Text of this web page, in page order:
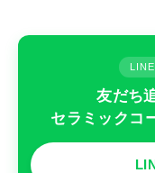
友だち
セラミックコ